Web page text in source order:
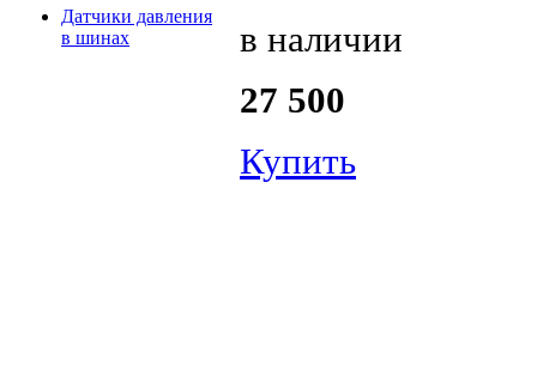
Датчики давления
в шинах
в наличии
27 500
Купить